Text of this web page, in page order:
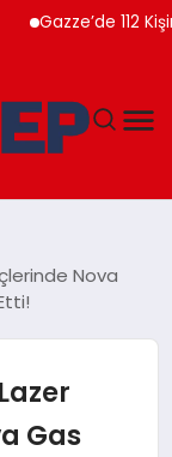
112 Kişinin
Nova
Gas